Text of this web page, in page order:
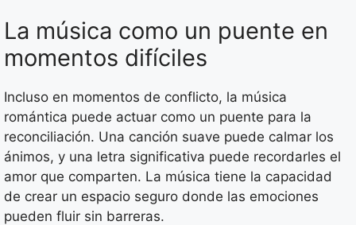
La música como un puente en
momentos difíciles
Incluso en momentos de conflicto, la música
romántica puede actuar como un puente para la
reconciliación. Una canción suave puede calmar los
ánimos, y una letra significativa puede recordarles el
amor que comparten. La música tiene la capacidad
de crear un espacio seguro donde las emociones
pueden fluir sin barreras.